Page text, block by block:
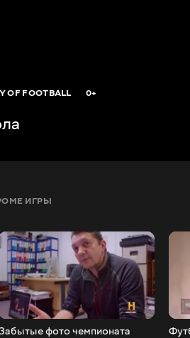
OF FOOTBALL 0+
ИГРЫ
фото чемпионата